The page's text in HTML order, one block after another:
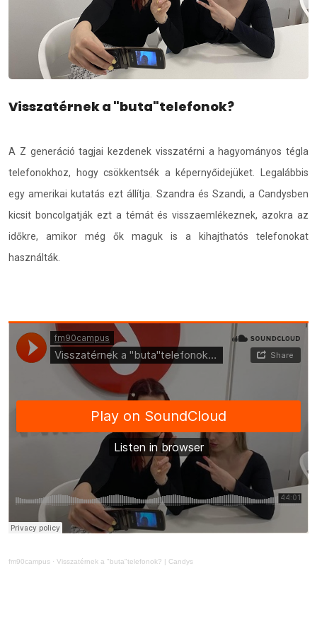
Visszatérnek a "buta"telefonok?
A Z generáció tagjai kezdenek visszatérni a hagyományos tégla
telefonokhoz, hogy csökkentsék a képernyőidejüket. Legalábbis
egy amerikai kutatás ezt állítja. Szandra és Szandi, a Candysben
kicsit boncolgatják ezt a témát és visszaemlékeznek, azokra az
időkre, amikor még ők maguk is a kihajthatós telefonokat
használták.
fm90campus · Visszatérnek a "buta"telefonok? | Candys